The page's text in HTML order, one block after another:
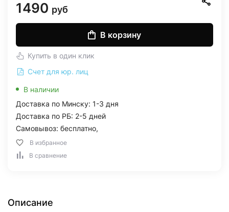
1490 руб
В корзину
Купить в один клик
Счет для юр. лиц
В наличии
Доставка по Минску: 1-3 дня
Доставка по РБ: 2-5 дней
Самовывоз: бесплатно,
В избранное
В сравнение
Описание